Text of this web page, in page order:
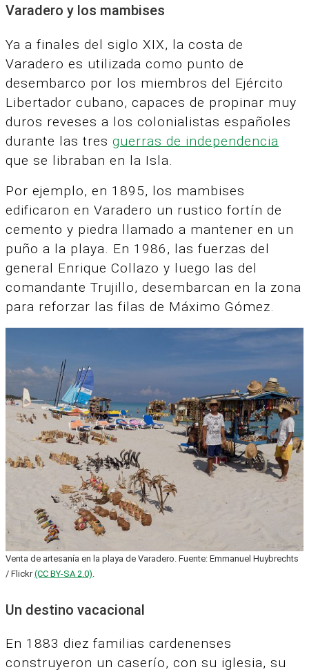
Varadero y los mambises
Ya a finales del siglo XIX, la costa de
Varadero es utilizada como punto de
desembarco por los miembros del Ejército
Libertador cubano, capaces de propinar muy
duros reveses a los colonialistas españoles
durante las tres guerras de independencia
que se libraban en la Isla.
Por ejemplo, en 1895, los mambises
edificaron en Varadero un rustico fortín de
cemento y piedra llamado a mantener en un
puño a la playa. En 1986, las fuerzas del
general Enrique Collazo y luego las del
comandante Trujillo, desembarcan en la zona
para reforzar las filas de Máximo Gómez.
Venta de artesanía en la playa de Varadero. Fuente: Emmanuel Huybrechts
/ Flickr(CC BY-SA 2.0)
Un destino vacacional
En 1883 diez familias cardenenses
construyeron un caserío, con su iglesia, su